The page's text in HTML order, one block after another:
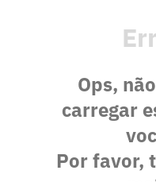
Ops,
carregar
Por favor,